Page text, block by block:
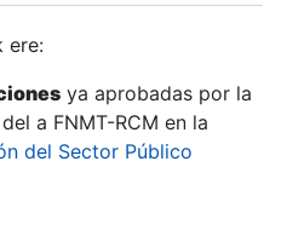
ere:
ya aprobadas por la
a FNMT-RCM en la
del Sector Público